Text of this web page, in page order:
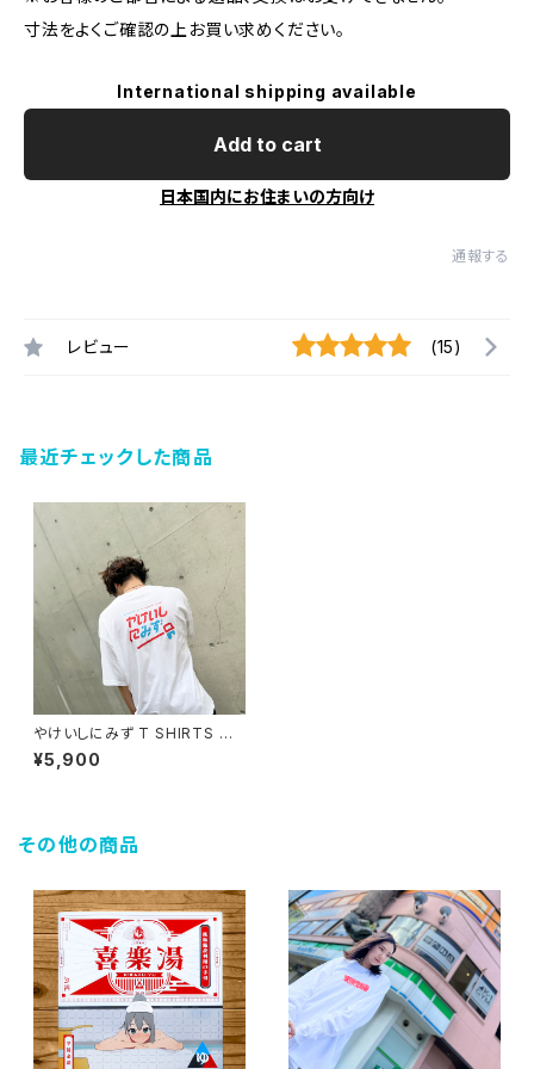
寸法をよくご確認の上お買い求めください。
International shipping available
Add to cart
日本国内にお住まいの方向け
通報する
レビュー (15)
最近チェックした商品
やけいしにみず T SHIRTS ビッ
クシルエット
¥5,900
その他の商品